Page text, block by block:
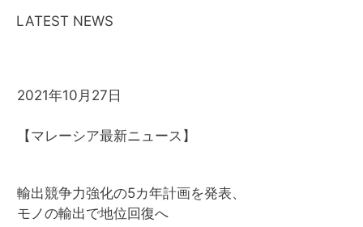
LATEST NEWS
2021年10月27日
【マレーシア最新ニュース】
輸出競争力強化の5カ年計画を発表、
モノの輸出で地位回復へ